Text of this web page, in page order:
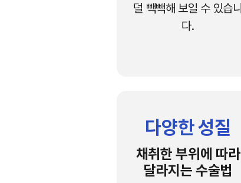
덜 빽빽해 보일 수 있습니
다.
다양한 성질
채취한 부위에 따라
달라지는 수술법